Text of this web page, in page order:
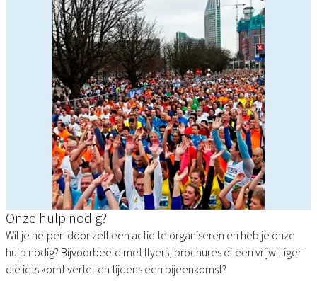
Onze hulp nodig?
Wil je helpen door zelf een actie te organiseren en heb je onze
hulp nodig? Bijvoorbeeld met flyers, brochures of een vrijwilliger
die iets komt vertellen tijdens een bijeenkomst?